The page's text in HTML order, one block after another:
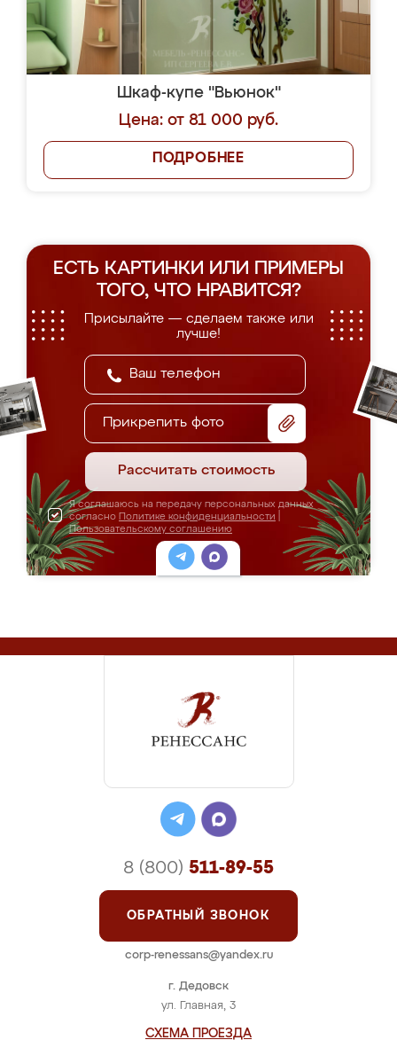
Шкаф-купе "Вьюнок"
Цена: от 81 000 руб.
ПОДРОБНЕЕ
ЕСТЬ КАРТИНКИ ИЛИ ПРИМЕРЫ
ТОГО, ЧТО НРАВИТСЯ?
Присылайте — сделаем также или
лучше!
Прикрепить фото
Рассчитать стоимость
Я соглашаюсь на передачу персональных данных
согласно Политике конфиденциальности
Пользовательскому соглашению
г. Дедовск
ул. Главная, 3
СХЕМА ПРОЕЗДА
8 (800) 511-89-55
ОБРАТНЫЙ ЗВОНОК
corp-renessans@yandex.ru